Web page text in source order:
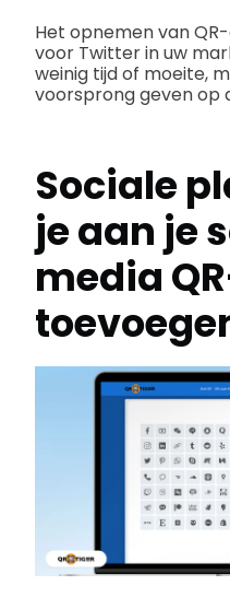
Het opnemen van
voor Twitter in uw
weinig tijd of moeite,
voorsprong geven op
Sociale
je aan je
media